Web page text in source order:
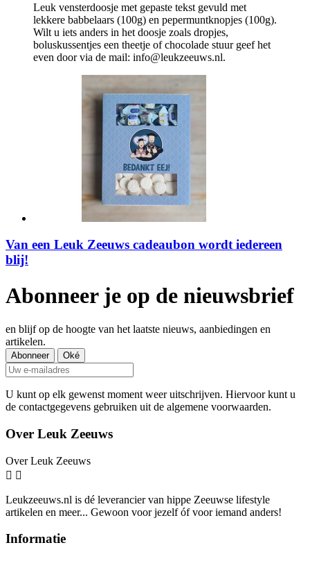
Leuk vensterdoosje met gepaste tekst gevuld met
lekkere babbelaars (100g) en pepermuntknopjes (100g).
Wilt u iets anders in het doosje zoals dropjes,
boluskussentjes een theetje of chocolade stuur geef het
even door via de mail: info@leukzeeuws.nl.
Van een Leuk Zeeuws cadeaubon wordt iedereen
blij!
Abonneer je op de nieuwsbrief
en blijf op de hoogte van het laatste nieuws, aanbiedingen en
artikelen.
U kunt op elk gewenst moment weer uitschrijven. Hiervoor kunt u
de contactgegevens gebruiken uit de algemene voorwaarden.
Over Leuk Zeeuws
Over Leuk Zeeuws
 
Leukzeeuws.nl is dé leverancier van hippe Zeeuwse lifestyle
artikelen en meer... Gewoon voor jezelf óf voor iemand anders!
Informatie